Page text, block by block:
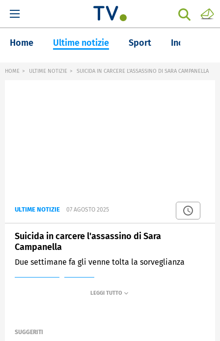
Home Ultime notizie Sport Inchieste
HOME ULTIME NOTIZIE SUICIDA IN CARCERE L'ASSASSINO DI SARA CAMPANELLA
ULTIME NOTIZIE 07 AGOSTO 2025
Suicida in carcere l'assassino di Sara
Campanella
Due settimane fa gli venne tolta la sorveglianza
SUGGERITI